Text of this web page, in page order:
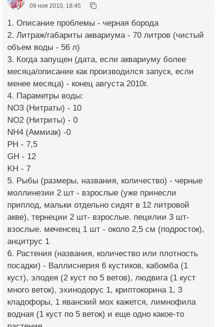
09 ноя 2010, 18:45
1. Описание проблемы - черная борода
2. Литраж/габариты аквариума - 70 литров (чистый
объем воды - 56 л)
3. Когда запущен (дата, если аквариуму более
месяца/описание как производился запуск, если
менее месяца) - конец августа 2010г.
4. Параметры воды:
NO3 (Нитраты) - 10
NO2 (Нитриты) - 0
NH4 (Аммиак) -0
PH - 7,5
GH - 12
KH - 7
5. Рыбы (размеры, названия, количество) - черные
моллинезии 2 шт - взрослые (уже принесли
приплод, мальки отдельно сидят в 12 литровой
акве), тернеции 2 шт- взрослые. пецилии 3 шт-
взослые. меченсец 1 шт - около 2,5 см (подросток),
анцитрус 1
6. Растения (названия, количество или плотность
посадки) - Валлиснерия 6 кустиков, кабомба (1
куст), элодея (2 куст по 5 ветов), людвига (1 куст
много веток), эхинодорус 1, криптокорина 1, 3
кладофоры, 1 яванский мох кажется, лимнофила
водная (1 куст по 5 веток) и еще одно какое-то